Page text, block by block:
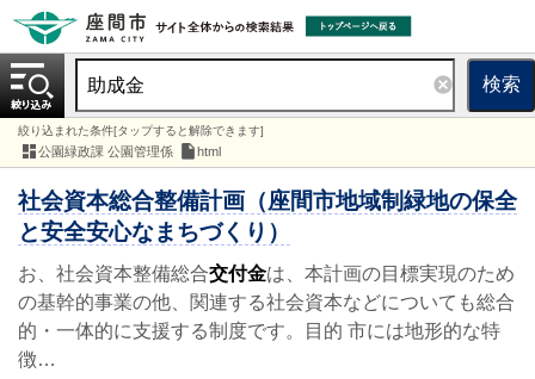
検索
絞り込まれた条件[タップすると解除できます]
公園緑政課 公園管理係 html
社会資本総合整備計画（座間市地域制緑地の保全
と安全安心なまちづくり）
お、社会資本整備総合交付金は、本計画の目標実現のため
の基幹的事業の他、関連する社会資本などについても総合
的・一体的に支援する制度です。目的 市には地形的な特
徴…